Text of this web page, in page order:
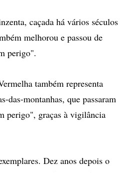
caçada há vários séculos
melhorou e passou de
perigo".
também representa
das-montanhas, que passaram
perigo", graças à vigilância
Dez anos depois o